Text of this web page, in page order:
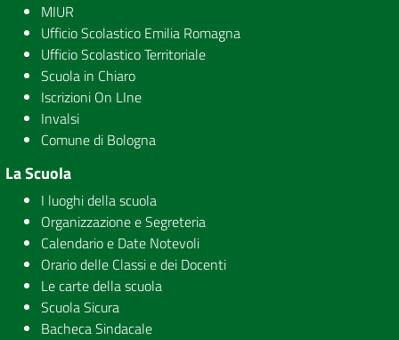
MIUR
Ufficio Scolastico Emilia Romagna
Ufficio Scolastico Territoriale
Scuola in Chiaro
Iscrizioni On LIne
Invalsi
Comune di Bologna
La Scuola
I luoghi della scuola
Organizzazione e Segreteria
Calendario e Date Notevoli
Orario delle Classi e dei Docenti
Le carte della scuola
Scuola Sicura
Bacheca Sindacale